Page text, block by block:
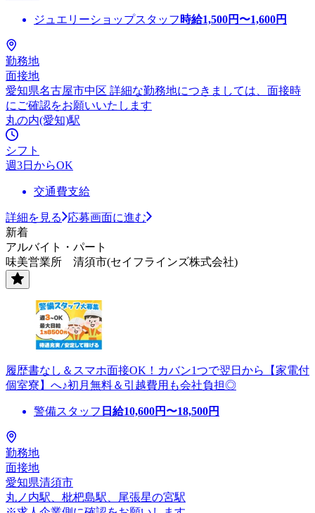
ジュエリーショップスタッフ 時給1,500円〜1,600円
勤務地
面接地
愛知県名古屋市中区 詳細な勤務地につきましては、面接時
にご確認をお願いいたします
丸の内(愛知)駅
シフト
週3日からOK
交通費支給
詳細を見る
応募画面に進む
新着
アルバイト・パート
味美営業所 清須市(セイフラインズ株式会社)
履歴書なし＆スマホ面接OK！カバン1つで翌日から【家電付
個室寮】へ♪初月無料＆引越費用も会社負担◎
警備スタッフ 日給10,600円〜18,500円
勤務地
面接地
愛知県清須市
丸ノ内駅、枇杷島駅、尾張星の宮駅